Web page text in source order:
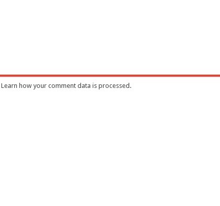
Learn how your comment data is processed .